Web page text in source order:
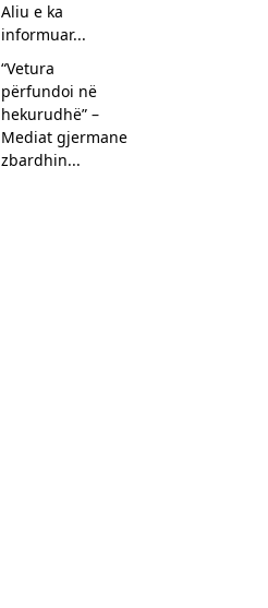
Aliu e ka
informuar...
“Vetura
përfundoi në
hekurudhë” –
Mediat gjermane
zbardhin...